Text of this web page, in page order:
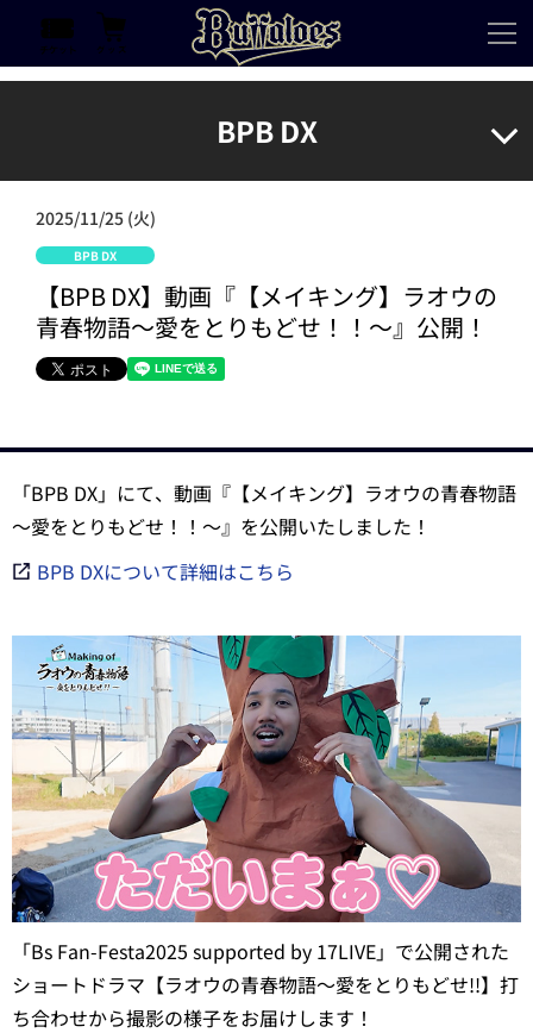
BPB DX
2025/11/25 (火)
BPB DX
【BPB DX】動画『【メイキング】ラオウの
青春物語～愛をとりもどせ！！～』公開！
「BPB DX」にて、動画『【メイキング】ラオウの青春物語
～愛をとりもどせ！！～』を公開いたしました！
BPB DXについて詳細はこちら
「Bs Fan-Festa2025 supported by 17LIVE」で公開された
ショートドラマ【ラオウの青春物語～愛をとりもどせ!!】打
ち合わせから撮影の様子をお届けします！